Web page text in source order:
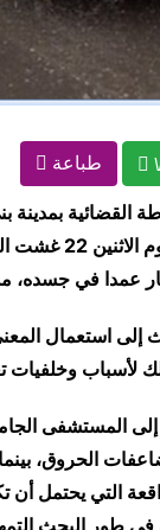
طباعة
القضائية بمدينة
الساعات
إلى استعمال
وخلفيات
الحروق،
التي يحتمل